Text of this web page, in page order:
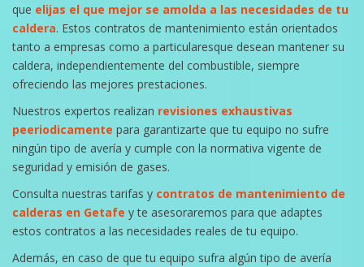
que elijas el que mejor se amolda a las necesidades de tu
caldera. Estos contratos de mantenimiento están orientados
tanto a empresas como a particularesque desean mantener su
caldera, independientemente del combustible, siempre
ofreciendo las mejores prestaciones.
Nuestros expertos realizan revisiones exhaustivas
peeriodicamente para garantizarte que tu equipo no sufre
ningún tipo de avería y cumple con la normativa vigente de
seguridad y emisión de gases.
Consulta nuestras tarifas y contratos de mantenimiento de
calderas en Getafe y te asesoraremos para que adaptes
estos contratos a las necesidades reales de tu equipo.
Además, en caso de que tu equipo sufra algún tipo de avería